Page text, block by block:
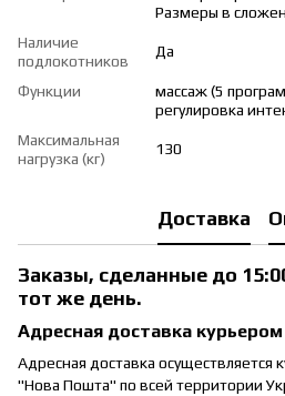
Размеры в
Наличие
подлокотников
Да
Функции
массаж (5
регулировка
Максимальная
нагрузка (кг)
130
Доставка
Заказы, сделанные до
тот же день.
Адресная доставка
Адресная доставка осуществляется
"Нова Пошта" по всей территории